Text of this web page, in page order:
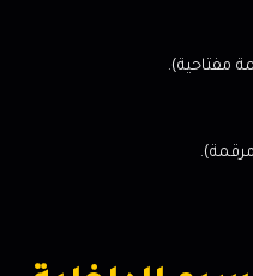
مفتاحية).